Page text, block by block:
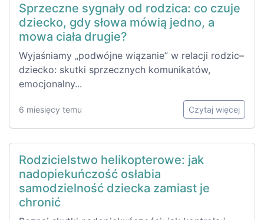
Sprzeczne sygnały od rodzica: co czuje
dziecko, gdy słowa mówią jedno, a
mowa ciała drugie?
Wyjaśniamy „podwójne wiązanie” w relacji rodzic–
dziecko: skutki sprzecznych komunikatów,
emocjonalny...
6 miesięcy temu Czytaj więcej
Rodzicielstwo helikopterowe: jak
nadopiekuńczość osłabia
samodzielność dziecka zamiast je
chronić